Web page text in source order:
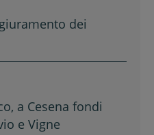
dei
a Cesena fondi
e Vigne